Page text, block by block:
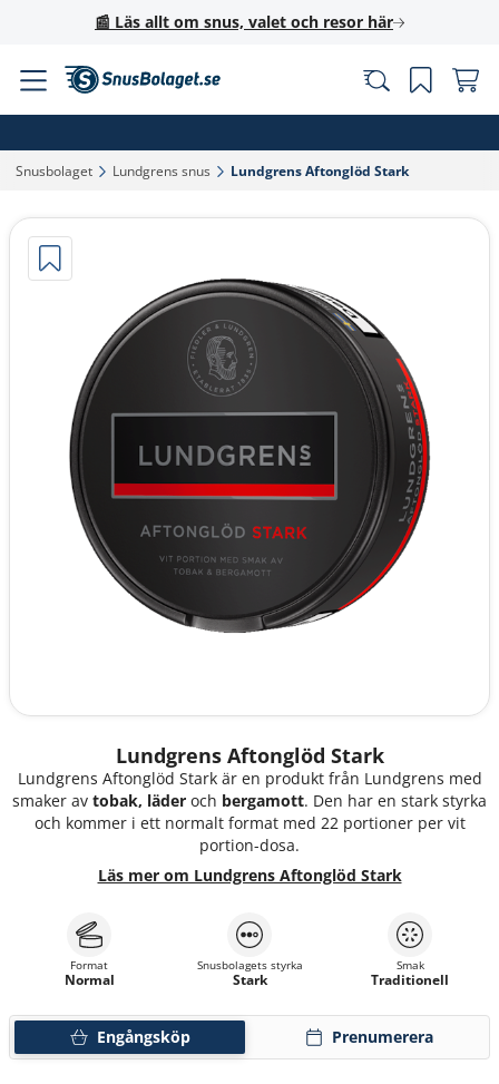
📰 Läs allt om snus, valet och resor här
Snusbolaget‎ Lundgrens snus‎ Lundgrens Aftonglöd Stark‎
Lundgrens Aftonglöd Stark
Lundgrens Aftonglöd Stark är en produkt från Lundgrens med
smaker av tobak, läder och bergamott. Den har en stark styrka
och kommer i ett normalt format med 22 portioner per vit
portion-dosa.
Läs mer om Lundgrens Aftonglöd Stark
Engångsköp Prenumerera
Format
Normal
Snusbolagets styrka
Stark
Smak
Traditionell